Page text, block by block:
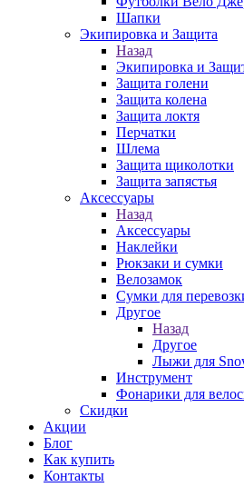
Шапки
Экипировка и Защита
Назад
Экипировка и
Защита голени
Защита колена
Защита локтя
Перчатки
Шлема
Защита щиколотки
Защита запястья
Аксессуары
Назад
Аксессуары
Наклейки
Рюкзаки и сумки
Велозамок
Сумки для
Другое
Назад
Другое
Лыжи для
Инструмент
Фонарики для
Скидки
Акции
Блог
Как купить
Контакты